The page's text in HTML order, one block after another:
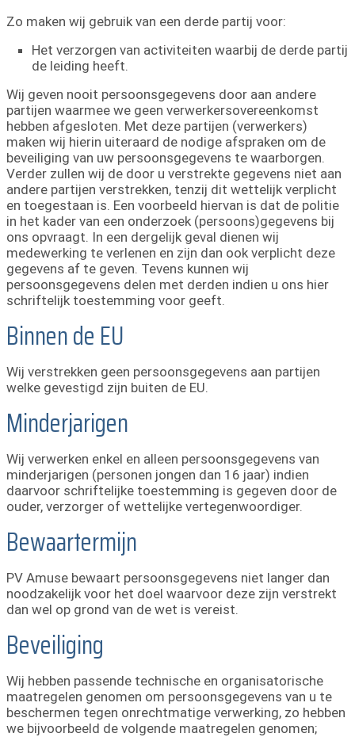
Zo maken wij gebruik van een derde partij voor:
Het verzorgen van activiteiten waarbij de derde partij
de leiding heeft.
Wij geven nooit persoonsgegevens door aan andere
partijen waarmee we geen verwerkersovereenkomst
hebben afgesloten. Met deze partijen (verwerkers)
maken wij hierin uiteraard de nodige afspraken om de
beveiliging van uw persoonsgegevens te waarborgen.
Verder zullen wij de door u verstrekte gegevens niet aan
andere partijen verstrekken, tenzij dit wettelijk verplicht
en toegestaan is. Een voorbeeld hiervan is dat de politie
in het kader van een onderzoek (persoons)gegevens bij
ons opvraagt. In een dergelijk geval dienen wij
medewerking te verlenen en zijn dan ook verplicht deze
gegevens af te geven. Tevens kunnen wij
persoonsgegevens delen met derden indien u ons hier
schriftelijk toestemming voor geeft.
Binnen de EU
Wij verstrekken geen persoonsgegevens aan partijen
welke gevestigd zijn buiten de EU.
Minderjarigen
Wij verwerken enkel en alleen persoonsgegevens van
minderjarigen (personen jongen dan 16 jaar) indien
daarvoor schriftelijke toestemming is gegeven door de
ouder, verzorger of wettelijke vertegenwoordiger.
Bewaartermijn
PV Amuse bewaart persoonsgegevens niet langer dan
noodzakelijk voor het doel waarvoor deze zijn verstrekt
dan wel op grond van de wet is vereist.
Beveiliging
Wij hebben passende technische en organisatorische
maatregelen genomen om persoonsgegevens van u te
beschermen tegen onrechtmatige verwerking, zo hebben
we bijvoorbeeld de volgende maatregelen genomen;